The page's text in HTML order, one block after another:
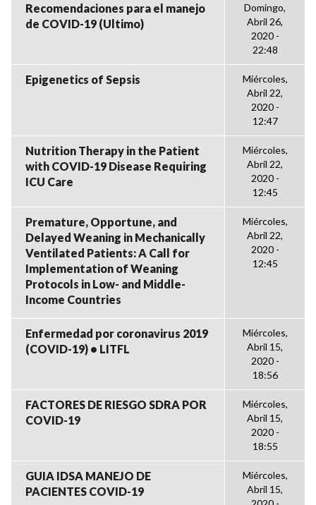
Recomendaciones para el manejo
de COVID-19 (Ultimo)
Domingo,
Abril 26,
2020 -
22:48
Epigenetics of Sepsis
Miércoles,
Abril 22,
2020 -
12:47
Nutrition Therapy in the Patient
with COVID-19 Disease Requiring
ICU Care
Miércoles,
Abril 22,
2020 -
12:45
Premature, Opportune, and
Delayed Weaning in Mechanically
Ventilated Patients: A Call for
Implementation of Weaning
Protocols in Low- and Middle-
Income Countries
Miércoles,
Abril 22,
2020 -
12:45
Enfermedad por coronavirus 2019
(COVID-19) • LITFL
Miércoles,
Abril 15,
2020 -
18:56
FACTORES DE RIESGO SDRA POR
COVID-19
Miércoles,
Abril 15,
2020 -
18:55
GUIA IDSA MANEJO DE
PACIENTES COVID-19
Miércoles,
Abril 15,